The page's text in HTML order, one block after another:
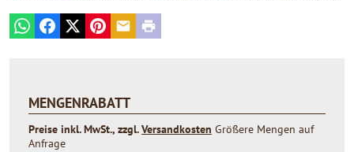
WhatsAppFacebook
X PinterestE-mailPrint
MENGENRABATT
Preise inkl. MwSt., zzgl.Versandkosten Größere Mengen auf
Anfrage